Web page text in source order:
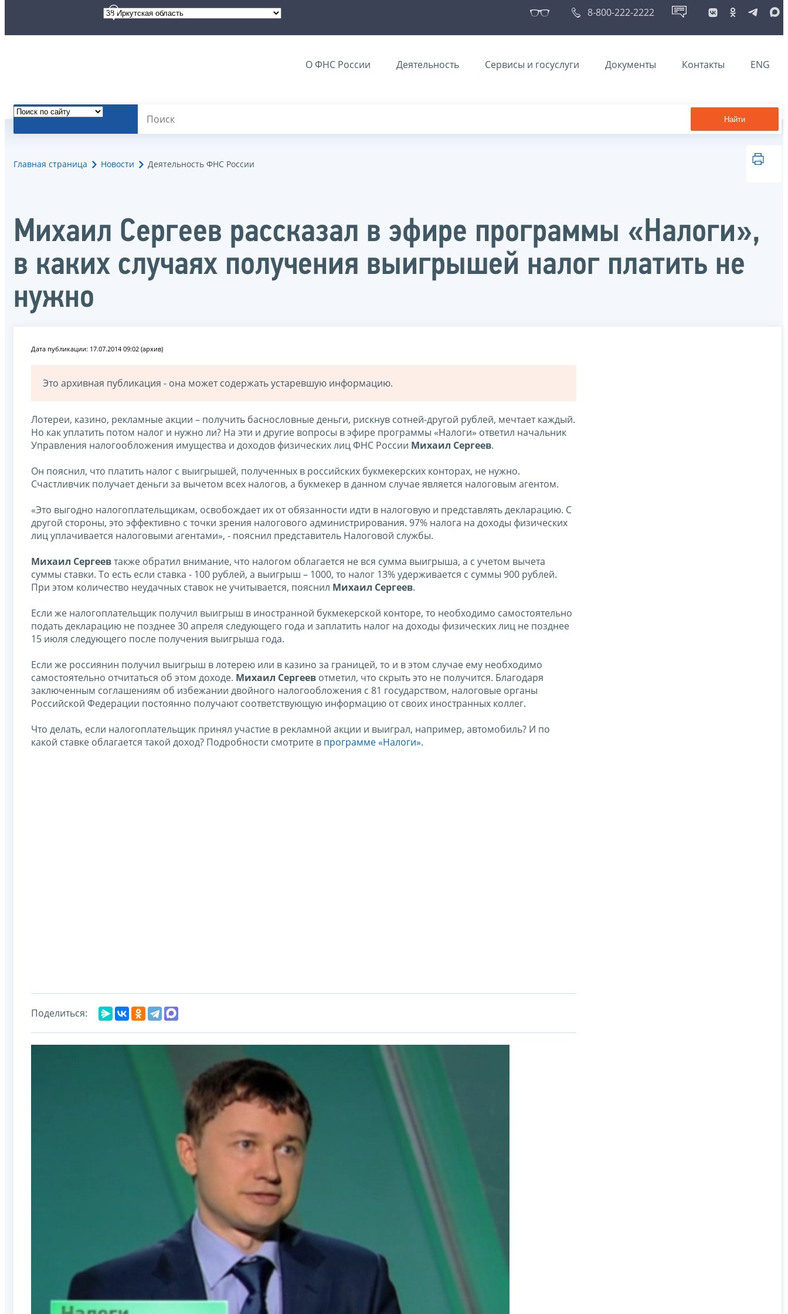
8-800-222-2222
О ФНС России Деятельность Сервисы и госуслуги Документы Контакты ENG
Найти
Главная страница Новости Деятельность ФНС России
Михаил Сергеев рассказал в эфире программы «Налоги»,
в каких случаях получения выигрышей налог платить не
нужно
Дата публикации: 17.07.2014 09:02 (архив)
Это архивная публикация - она может содержать устаревшую информацию.
Лотереи, казино, рекламные акции – получить баснословные деньги, рискнув сотней-другой рублей, мечтает каждый.
Но как уплатить потом налог и нужно ли? На эти и другие вопросы в эфире программы «Налоги» ответил начальник
Управления налогообложения имущества и доходов физических лиц ФНС России Михаил Сергеев.
Он пояснил, что платить налог с выигрышей, полученных в российских букмекерских конторах, не нужно.
Счастливчик получает деньги за вычетом всех налогов, а букмекер в данном случае является налоговым агентом.
«Это выгодно налогоплательщикам, освобождает их от обязанности идти в налоговую и представлять декларацию. С
другой стороны, это эффективно с точки зрения налогового администрирования. 97% налога на доходы физических
лиц уплачивается налоговыми агентами», - пояснил представитель Налоговой службы.
Михаил Сергеевтакже обратил внимание, что налогом облагается не вся сумма выигрыша, а с учетом вычета
суммы ставки. То есть если ставка - 100 рублей, а выигрыш – 1000, то налог 13% удерживается с суммы 900 рублей.
При этом количество неудачных ставок не учитывается, пояснил Михаил Сергеев.
Если же налогоплательщик получил выигрыш в иностранной букмекерской конторе, то необходимо самостоятельно
подать декларацию не позднее 30 апреля следующего года и заплатить налог на доходы физических лиц не позднее
15 июля следующего после получения выигрыша года.
Если же россиянин получил выигрыш в лотерею или в казино за границей, то и в этом случае ему необходимо
самостоятельно отчитаться об этом доходе. Михаил Сергеев отметил, что скрыть это не получится. Благодаря
заключенным соглашениям об избежании двойного налогообложения с 81 государством, налоговые органы
Российской Федерации постоянно получают соответствующую информацию от своих иностранных коллег.
Что делать, если налогоплательщик принял участие в рекламной акции и выиграл, например, автомобиль? И по
какой ставке облагается такой доход? Подробности смотрите в программе «Налоги».
Поделиться: